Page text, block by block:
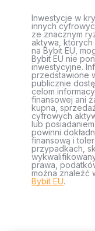
Inwestycje w
innych
ze znacznym
aktywa,
na Bybit EU,
Bybit EU nie
inwestycyjne.
przedstawione
publicznie
celom
finansowej ani
kupna,
cyfrowych
lub
powinni
finansową i
przypadkach,
prawa,
można znaleźć
Bybit EU.